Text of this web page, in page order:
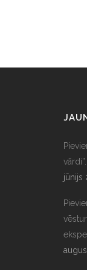
vārdi”.
jūnijs